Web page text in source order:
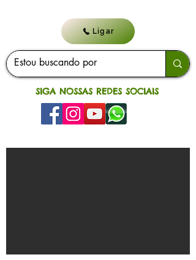
Ligar
SIGA NOSSAS REDES SOCIAIS